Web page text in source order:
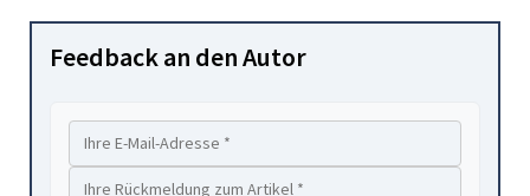
Feedback an den Autor